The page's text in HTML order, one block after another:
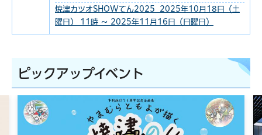
焼津カツオSHOWてん2025 2025年10月18日（土
曜日） 11時 ～ 2025年11月16日（日曜日）
ピックアップイベント